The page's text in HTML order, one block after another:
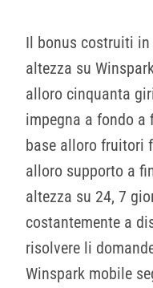
Il bonus costruiti
altezza su
alloro cinquanta
impegna a fondo a
base alloro fruitori
alloro supporto a
altezza su 24, 7
costantemente a
risolvere li
Winspark mobile